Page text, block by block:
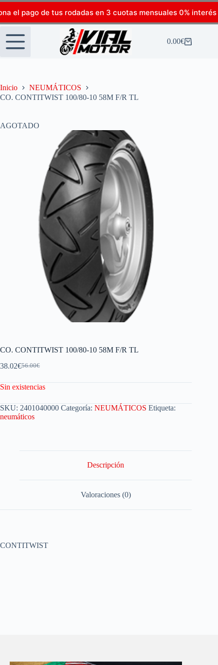
el pago de tus rodadas en 3 cuotas mensuales 0% interés
0.00€
Inicio
NEUMÁTICOS
CO. CONTITWIST 100/80-10 58M F/R TL
AGOTADO
CO. CONTITWIST 100/80-10 58M F/R TL
56.00€
38.02€
Sin existencias
SKU: 2401040000 Categoría: NEUMÁTICOS Etiqueta:
neumáticos
Descripción
Valoraciones (0)
CONTITWIST